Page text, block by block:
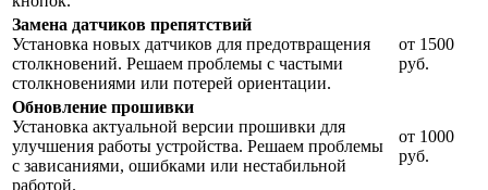
Замена датчиков препятствий
Установка новых датчиков для предотвращения
столкновений. Решаем проблемы с частыми
столкновениями или потерей ориентации.
от 1500
руб.
Обновление прошивки
Установка актуальной версии прошивки для
улучшения работы устройства. Решаем проблемы
с зависаниями, ошибками или нестабильной
работой.
от 1000
руб.